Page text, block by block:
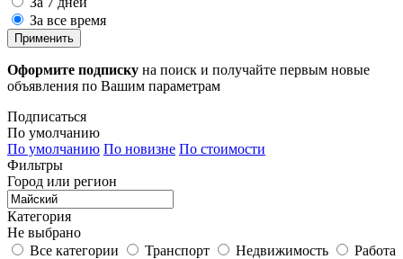
За все время
Применить
Оформите подписку на поиск и получайте первым новые
объявления по Вашим параметрам
Подписаться
По умолчанию
По умолчанию По новизне По стоимости
Фильтры
Город или регион
Категория
Не выбрано
Все категории
Транспорт Недвижимость
Работа